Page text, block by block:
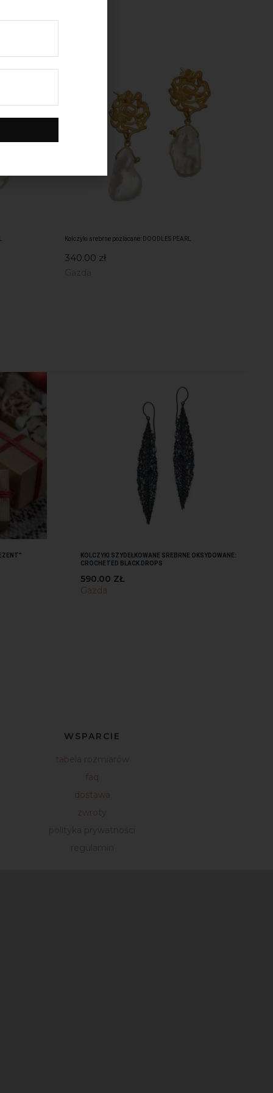
Kolczyki srebrne pozłacane: DOODLES PEARL
340.00 zł
Gazda
KOLCZYKI SZYDEŁKOWANE SREBRNE OKSYDOWANE:
CROCHETED BLACK DROPS
590.00 ZŁ
Gazda
WSPARCIE
tabela rozmiarów
faq
dostawa
zwroty
polityka prywatności
regulamin